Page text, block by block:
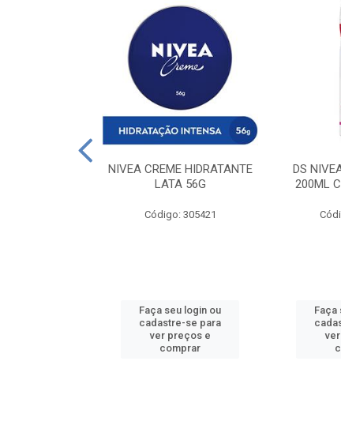
NIVEA CREME HIDRATANTE
LATA 56G
Código: 305421
Faça seu login ou
cadastre-se para
ver preços e
comprar
DS
200ML
Faça